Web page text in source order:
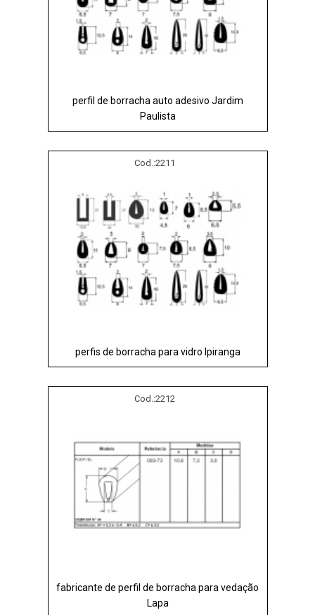
perfil de borracha auto adesivo Jardim
Paulista
Cod.:2211
perfis de borracha para vidro Ipiranga
Cod.:2212
fabricante de perfil de borracha para vedação
Lapa